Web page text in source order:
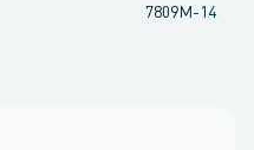
7809M-14